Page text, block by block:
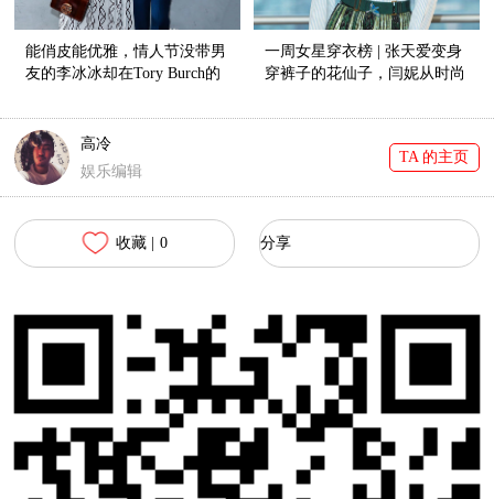
能俏皮能优雅，情人节没带男
友的李冰冰却在Tory Burch的
一周女星穿衣榜 | 张天爱变身
穿裤子的花仙子，闫妮从时尚
高冷
娱乐编辑
TA 的主页
收藏 | 0 分享